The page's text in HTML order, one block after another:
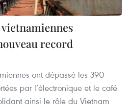
record
ont dépassé les 390
par l’électronique et le café
ainsi le rôle du Vietnam